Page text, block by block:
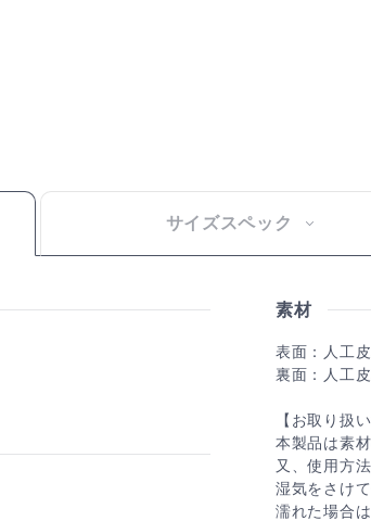
サイズスペック
素材
表面：人工
裏面：人工
【お取り扱
本製品は素
又、使用方
湿気をさけ
濡れた場合